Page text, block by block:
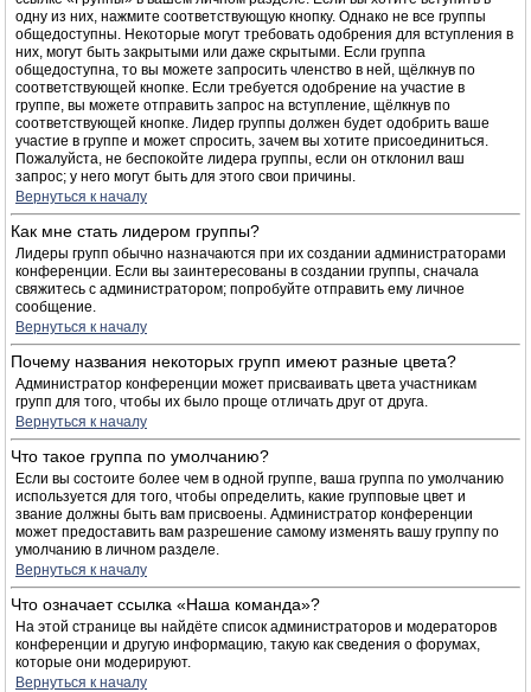
одну из них, нажмите соответствующую кнопку. Однако не все группы
общедоступны. Некоторые могут требовать одобрения для вступления в
них, могут быть закрытыми или даже скрытыми. Если группа
общедоступна, то вы можете запросить членство в ней, щёлкнув по
соответствующей кнопке. Если требуется одобрение на участие в
группе, вы можете отправить запрос на вступление, щёлкнув по
соответствующей кнопке. Лидер группы должен будет одобрить ваше
участие в группе и может спросить, зачем вы хотите присоединиться.
Пожалуйста, не беспокойте лидера группы, если он отклонил ваш
запрос; у него могут быть для этого свои причины.
Вернуться к началу
Как мне стать лидером группы?
Лидеры групп обычно назначаются при их создании администраторами
конференции. Если вы заинтересованы в создании группы, сначала
свяжитесь с администратором; попробуйте отправить ему личное
сообщение.
Вернуться к началу
Почему названия некоторых групп имеют разные цвета?
Администратор конференции может присваивать цвета участникам
групп для того, чтобы их было проще отличать друг от друга.
Вернуться к началу
Что такое группа по умолчанию?
Если вы состоите более чем в одной группе, ваша группа по умолчанию
используется для того, чтобы определить, какие групповые цвет и
звание должны быть вам присвоены. Администратор конференции
может предоставить вам разрешение самому изменять вашу группу по
умолчанию в личном разделе.
Вернуться к началу
Что означает ссылка «Наша команда»?
На этой странице вы найдёте список администраторов и модераторов
конференции и другую информацию, такую как сведения о форумах,
которые они модерируют.
Вернуться к началу